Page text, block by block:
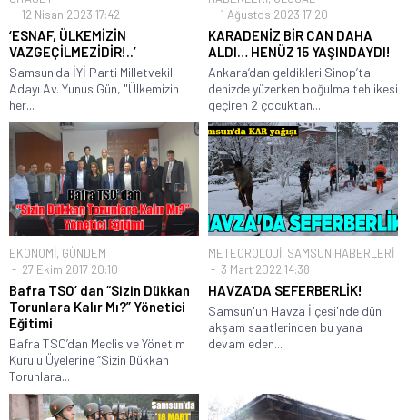
12 Nisan 2023 17:42
‘ESNAF, ÜLKEMİZİN
VAZGEÇİLMEZİDİR!..’
Samsun'da İYİ Parti Milletvekili
Adayı Av. Yunus Gün, "Ülkemizin
her...
1 Ağustos 2023 17:20
KARADENİZ BİR CAN DAHA
ALDI… HENÜZ 15 YAŞINDAYDI!
Ankara’dan geldikleri Sinop’ta
denizde yüzerken boğulma tehlikesi
geçiren 2 çocuktan...
EKONOMİ, GÜNDEM
27 Ekim 2017 20:10
Bafra TSO’ dan “Sizin Dükkan
Torunlara Kalır Mı?” Yönetici
Eğitimi
Bafra TSO’dan Meclis ve Yönetim
Kurulu Üyelerine “Sizin Dükkan
Torunlara...
METEOROLOJİ, SAMSUN HABERLERİ
3 Mart 2022 14:38
HAVZA’DA SEFERBERLİK!
Samsun'un Havza İlçesi'nde dün
akşam saatlerinden bu yana
devam eden...